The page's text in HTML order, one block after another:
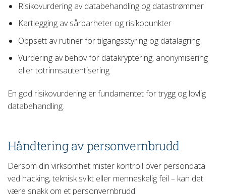
Risikovurdering av databehandling og datastrømmer
Kartlegging av sårbarheter og risikopunkter
Oppsett av rutiner for tilgangsstyring og datalagring
Vurdering av behov for datakryptering, anonymisering
eller totrinnsautentisering
En god risikovurdering er fundamentet for trygg og lovlig
databehandling.
Håndtering av personvernbrudd
Dersom din virksomhet mister kontroll over persondata
ved hacking, teknisk svikt eller menneskelig feil – kan det
være snakk om et personvernbrudd.